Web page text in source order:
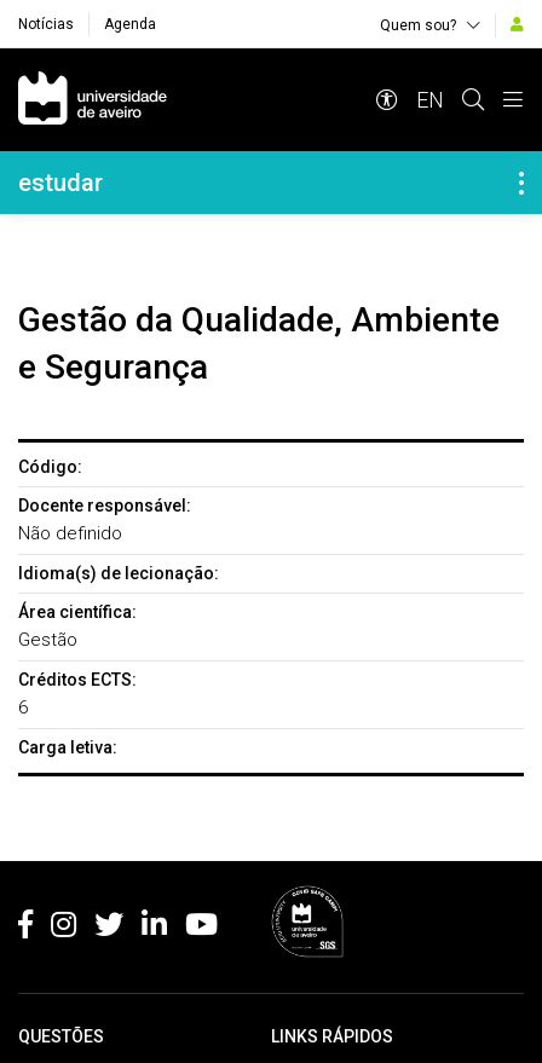
Notícias Agenda Quem sou?
Navegação Principal
EN
Navegação Lateral
estudar
Gestão da Qualidade, Ambiente
e Segurança
Código:
Docente responsável:
Não definido
Idioma(s) de lecionação:
Área científica:
Gestão
Créditos ECTS:
6
Carga letiva:
QUESTÕES LINKS RÁPIDOS